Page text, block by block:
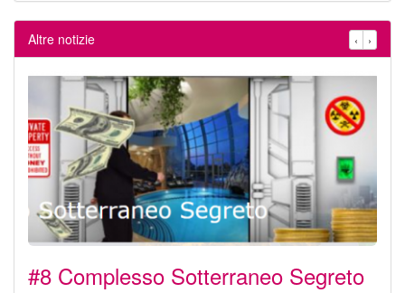
Altre notizie ‹ ›
#8 Complesso Sotterraneo Segreto